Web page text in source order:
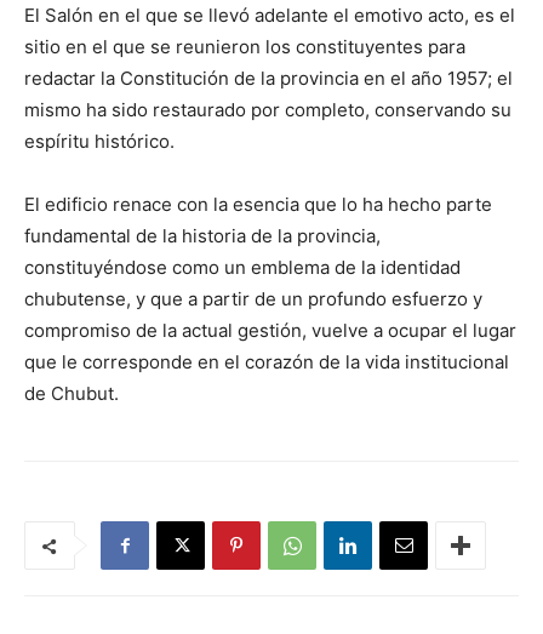
El Salón en el que se llevó adelante el emotivo acto, es el
sitio en el que se reunieron los constituyentes para
redactar la Constitución de la provincia en el año 1957; el
mismo ha sido restaurado por completo, conservando su
espíritu histórico.
El edificio renace con la esencia que lo ha hecho parte
fundamental de la historia de la provincia,
constituyéndose como un emblema de la identidad
chubutense, y que a partir de un profundo esfuerzo y
compromiso de la actual gestión, vuelve a ocupar el lugar
que le corresponde en el corazón de la vida institucional
de Chubut.